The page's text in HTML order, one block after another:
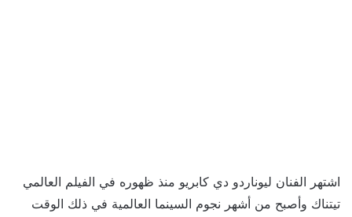
اشتهر الفنان ليوناردو دي كابريو منذ ظهوره في الفيلم العالمي
تيتناك وأصبح من أشهر نجوم السينما العالمية في ذلك الوقت